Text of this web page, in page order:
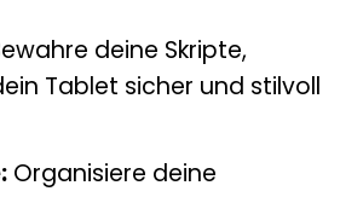
deine Skripte,
Tablet sicher und stilvoll
Organisiere deine